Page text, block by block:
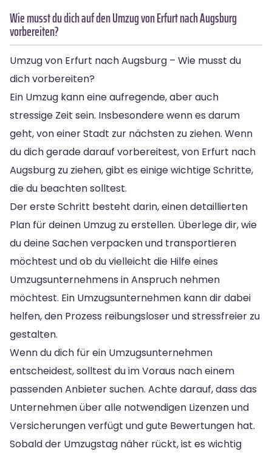
Wie musst du dich auf den Umzug von Erfurt nach Augsburg
vorbereiten?
Umzug von Erfurt nach Augsburg – Wie musst du
dich vorbereiten?
Ein Umzug kann eine aufregende, aber auch
stressige Zeit sein. Insbesondere wenn es darum
geht, von einer Stadt zur nächsten zu ziehen. Wenn
du dich gerade darauf vorbereitest, von Erfurt nach
Augsburg zu ziehen, gibt es einige wichtige Schritte,
die du beachten solltest.
Der erste Schritt besteht darin, einen detaillierten
Plan für deinen Umzug zu erstellen. Überlege dir, wie
du deine Sachen verpacken und transportieren
möchtest und ob du vielleicht die Hilfe eines
Umzugsunternehmens in Anspruch nehmen
möchtest. Ein Umzugsunternehmen kann dir dabei
helfen, den Prozess reibungsloser und stressfreier zu
gestalten.
Wenn du dich für ein Umzugsunternehmen
entscheidest, solltest du im Voraus nach einem
passenden Anbieter suchen. Achte darauf, dass das
Unternehmen über alle notwendigen Lizenzen und
Versicherungen verfügt und gute Bewertungen hat.
Sobald der Umzugstag näher rückt, ist es wichtig